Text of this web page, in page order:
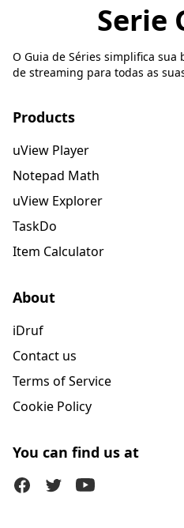
Serie
O Guia de Séries simplifica sua
de streaming para todas as
Products
uView Player
Notepad Math
uView Explorer
TaskDo
Item Calculator
About
iDruf
Contact us
Terms of Service
Cookie Policy
You can find us at
FacebookTwitter (X)Youtube